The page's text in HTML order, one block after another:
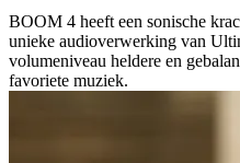
BOOM 4 heeft een sonische
unieke audioverwerking van
volumeniveau heldere en
favoriete muziek.